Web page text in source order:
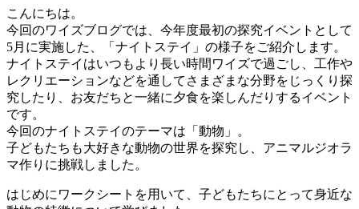
こんにちは。
今回のワイズブログでは、今年度最初の探究イベントとして
5月に実施した、「ナイトステイ」の様子をご紹介します。
ナイトステイはいつもより長い時間ワイズで過ごし、工作や
レクリエーションなどを通してさまざまな分野をじっくり探
究したり、お友だちと一緒に夕食を楽しんだりするイベント
です。
今回のナイトステイのテーマは「動物」。
子どもたちも大好きな動物の世界を探究し、アニマルジオラ
マ作りに挑戦しました。
はじめにワークシートを用いて、子どもたちにとって身近な